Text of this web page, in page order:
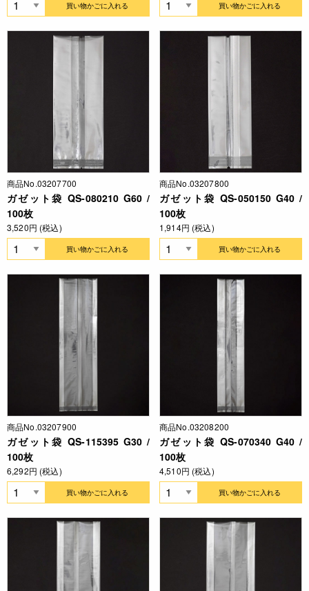
買い物かごに入れる 買い物かごに入れる
商品No.03207700
ガゼット袋 QS-080210 G60 /
100枚
3,520円 (税込)
買い物かごに入れる
商品No.03207800
ガゼット袋 QS-050150 G40 /
100枚
1,914円 (税込)
買い物かごに入れる
商品No.03207900
ガゼット袋 QS-115395 G30 /
100枚
6,292円 (税込)
買い物かごに入れる
商品No.03208200
ガゼット袋 QS-070340 G40 /
100枚
4,510円 (税込)
買い物かごに入れる